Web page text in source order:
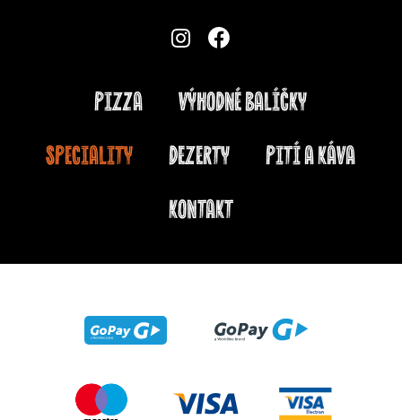
PIZZA
VÝHODNÉ BALÍČKY
SPECIALITY
DEZERTY
PITÍ A KÁVA
KONTAKT